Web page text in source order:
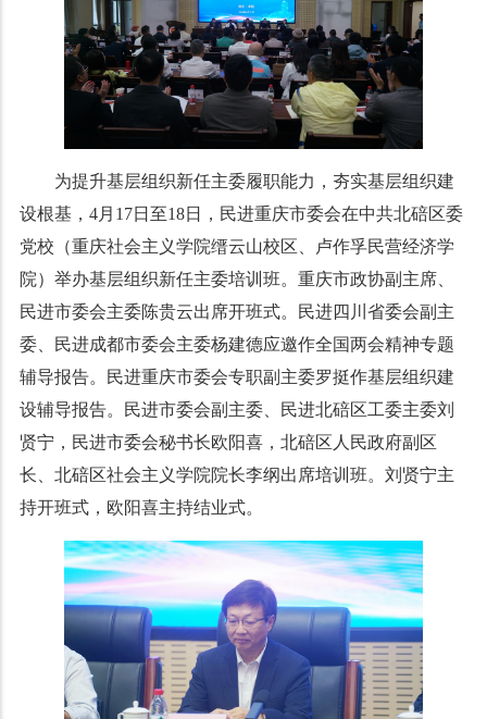
为提升基层组织新任主委履职能力，夯实基层组织建
设根基，4月17日至18日，民进重庆市委会在中共北碚区委
党校（重庆社会主义学院缙云山校区、卢作孚民营经济学
院）举办基层组织新任主委培训班。重庆市政协副主席、
民进市委会主委陈贵云出席开班式。民进四川省委会副主
委、民进成都市委会主委杨建德应邀作全国两会精神专题
辅导报告。民进重庆市委会专职副主委罗挺作基层组织建
设辅导报告。民进市委会副主委、民进北碚区工委主委刘
贤宁，民进市委会秘书长欧阳喜，北碚区人民政府副区
长、北碚区社会主义学院院长李纲出席培训班。刘贤宁主
持开班式，欧阳喜主持结业式。